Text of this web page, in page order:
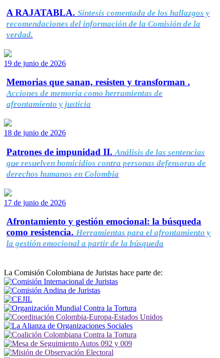
A RAJATABLA. Síntesis comentada de los hallazgos y
recomendaciones del información de la Comisión de la
verdad.
19 de junio de 2026
Memorias que sanan, resisten y transforman .
Acciones de memoria como herramientas de
afrontamiento y justicia
18 de junio de 2026
Patrones de impunidad II. Análisis de las sentencias
que resuelven homicidios contra personas defensoras de
derechos humanos en Colombia
17 de junio de 2026
Afrontamiento y gestión emocional: la búsqueda
como resistencia. Herramientas para el afrontamiento y
la gestión emocional a partir de la búsqueda
La Comisión Colombiana de Juristas hace parte de: